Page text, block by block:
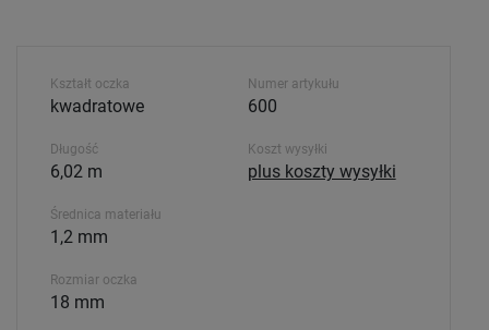
Kształt oczka
kwadratowe
Długość
6,02 m
Średnica materiału
1,2 mm
Rozmiar oczka
18 mm
Numer artykułu
600
Koszt wysyłki
plus koszty wysyłki